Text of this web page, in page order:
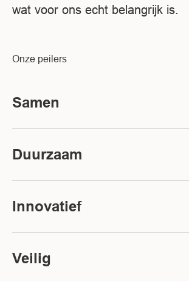
wat voor ons echt belangrijk is.
Onze peilers
Samen
Duurzaam
Innovatief
Veilig